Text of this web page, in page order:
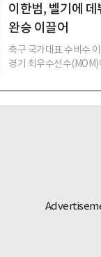
이한범, 벨기에
완승 이끌어
축구 국가대표 수비수
경기 최우수선수(MOM)